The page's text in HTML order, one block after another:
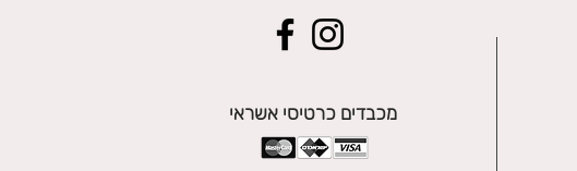
מכבדים כרטיסי אשראי